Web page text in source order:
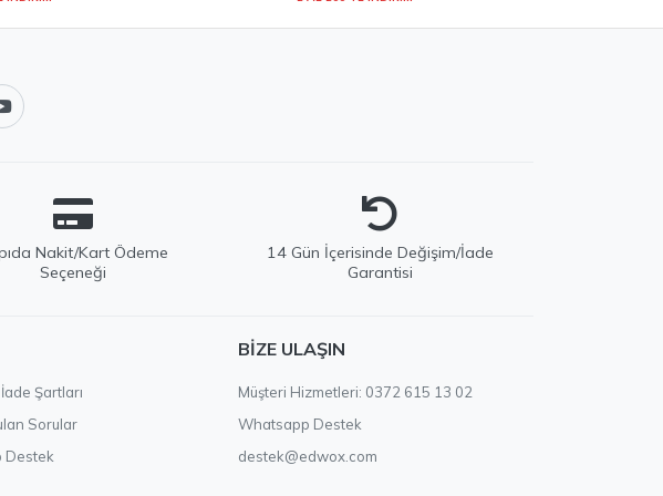
Genellikle birkaç dakika içinde yanıtlıyoruz
Nakit/Kart Ödeme
Seçeneği
14 Gün İçerisinde Değişim/İade
Garantisi
Şartları
Sorular
Destek
BIZE ULAŞIN
Müşteri Hizmetleri: 0372 615 13 02
Whatsapp Destek
destek@edwox.com